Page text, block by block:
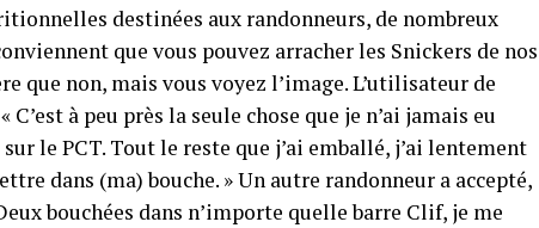
destinées aux randonneurs, de nombreux
que vous pouvez arracher les Snickers de nos
que non, mais vous voyez l’image. L’utilisateur de
à peu près la seule chose que je n’ai jamais eu
le PCT. Tout le reste que j’ai emballé, j’ai lentement
dans (ma) bouche. » Un autre randonneur a accepté,
bouchées dans n’importe quelle barre Clif, je me